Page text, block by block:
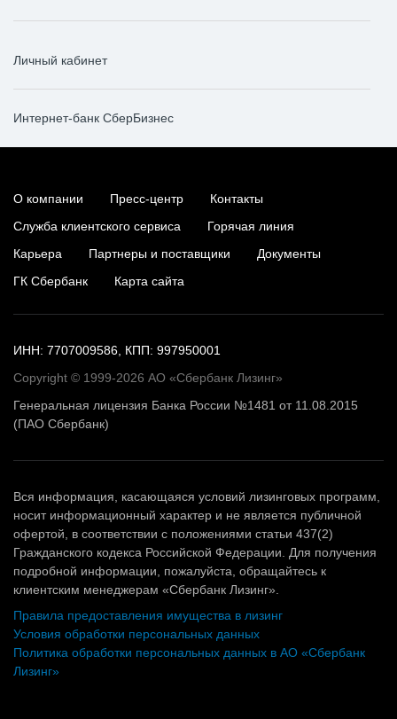
Личный кабинет
Интернет-банк СберБизнес
О компании Пресс-центр
Контакты
Служба клиентского сервиса
Горячая линия
Карьера
Партнеры и поставщики
Документы
ГК Сбербанк
Карта сайта
ИНН: 7707009586, КПП: 997950001
Copyright © 1999-2026 АО «Сбербанк Лизинг»
Генеральная лицензия Банка России №1481 от 11.08.2015
(ПАО Сбербанк)
Вся информация, касающаяся условий лизинговых программ,
носит информационный характер и не является публичной
офертой, в соответствии с положениями статьи 437(2)
Гражданского кодекса Российской Федерации. Для получения
подробной информации, пожалуйста, обращайтесь к
клиентским менеджерам «Сбербанк Лизинг».
Правила предоставления имущества в лизинг
Условия обработки персональных данных
Политика обработки персональных данных в АО «Сбербанк
Лизинг»